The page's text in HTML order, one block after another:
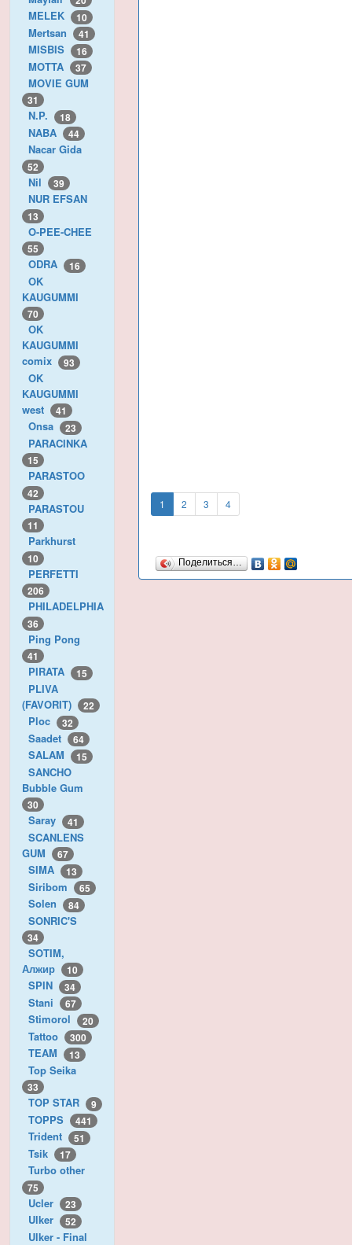
MELEK 10
Mertsan 41
MISBIS 16
MOTTA 37
MOVIE GUM
31
N.P. 18
NABA 44
Nacar Gida
52
Nil 39
NUR EFSAN
13
O-PEE-CHEE
55
ODRA 16
OK
KAUGUMMI
70
OK
KAUGUMMI
comix
93
OK
KAUGUMMI
west
41
Onsa 23
PARACINKA
15
PARASTOO
42
PARASTOU
11
Parkhurst
10
PERFETTI
206
PHILADELPHIA
36
Ping Pong
41
PIRATA 15
PLIVA
(FAVORIT)
22
Ploc 32
Saadet 64
SALAM 15
SANCHO
Bubble Gum
30
Saray 41
SCANLENS
GUM
67
SIMA 13
Siribom 65
Solen 84
SONRIC'S
34
SOTIM,
Алжир
10
SPIN 34
Stani 67
Stimorol 20
Tattoo 300
TEAM 13
Top Seika
33
TOP STAR 9
TOPPS 441
Trident 51
Tsik 17
Turbo other
75
Ucler 23
Ulker 52
Ulker - Final
1 2 3 4
Поделиться…